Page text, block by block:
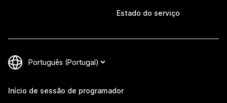
Estado do serviço
Início de sessão de programador